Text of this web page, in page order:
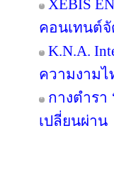
XEBIS
คอนเทนต์จั
K.N.A.
ความงามไ
กางตำร
เปลี่ยนผ่าน